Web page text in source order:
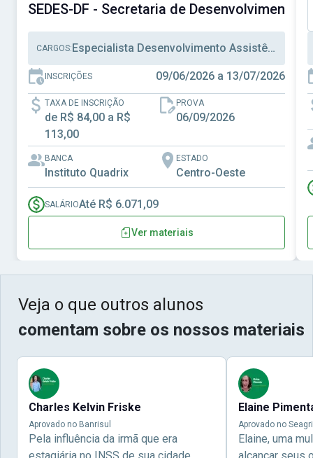
SEDES-DF - Secretaria de Desenvolvimento
CARGOS: Especialista Desenvolvimento Assistência Social, Técnico Desenvolvimento Assistência Social, Técnico Administrativo
INSCRIÇÕES 09/06/2026 a 13/07/2026
TAXA DE INSCRIÇÃO
de R$ 84,00 a R$
113,00
PROVA
06/09/2026
BANCA
Instituto Quadrix
ESTADO
Centro-Oeste
SALÁRIOAté R$ 6.071,09
Ver materiais
Veja o que outros alunos
comentam sobre os nossos materiais
Charles Kelvin Friske
Aprovado no Banrisul
Pela influência da irmã que era
Elaine
Aprovado no
Elaine, uma